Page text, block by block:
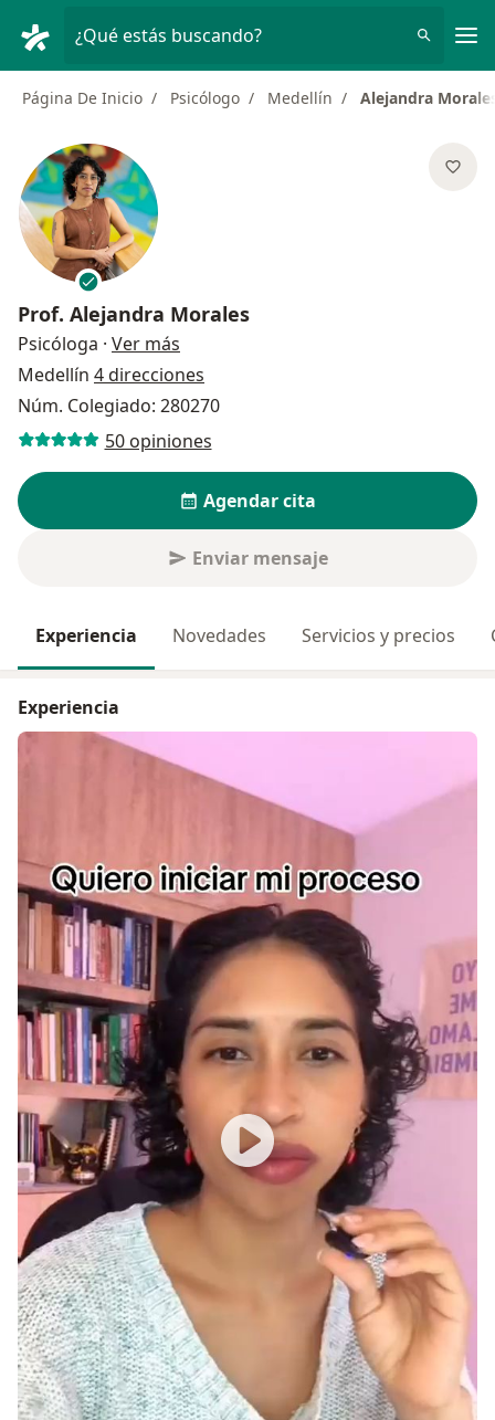
¿Qué estás buscando?
Página De Inicio Psicólogo Medellín Alejandra
Prof. Alejandra Morales
Psicóloga · Ver más
Medellín 4 direcciones
Núm. Colegiado: 280270
50 opiniones
Agendar cita
Enviar mensaje
Experiencia Novedades Servicios y precios
Experiencia